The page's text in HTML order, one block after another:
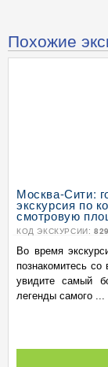
Похожие
Москва-Сити:
экскурсия по
смотровую
КОД ЭКСКУРСИИ:
Во время
познакомитесь
увидите самый
легенды самого ...